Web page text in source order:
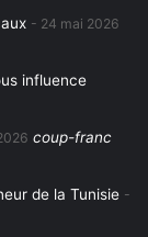
24 mai 2026
influence
coup-franc
de la Tunisie